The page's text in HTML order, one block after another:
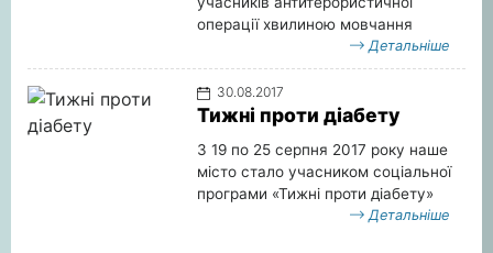
операції хвилиною мовчання
Детальніше
30.08.2017
Тижні проти діабету
3 19 по 25 серпня 2017 року наше
місто стало учасником соціальної
програми «Тижні проти діабету»
Детальніше